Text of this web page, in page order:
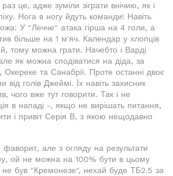
це, адже зуміли зіграти внічию, як і
Нога в ногу йдуть команди! Навіть
У "Лечче" атака гірша на 4 голи, а
більше на 1 м'яч. Календар у хлопців
тому можна грати. Начебто і Варді
як можна сподіватися на діда, за
Окереке та Санабрії. Проте останні двоє
голів Джеймі. Їх навіть захисник
чого вже тут говорити. Так і не
в нападі -, якщо не вирішать питання,
і привіт Серія В, з якою нещодавно
але з огляду на результати
ой не можна на 100% бути в цьому
був "Кремонезе", нехай буде ТБ2.5 за